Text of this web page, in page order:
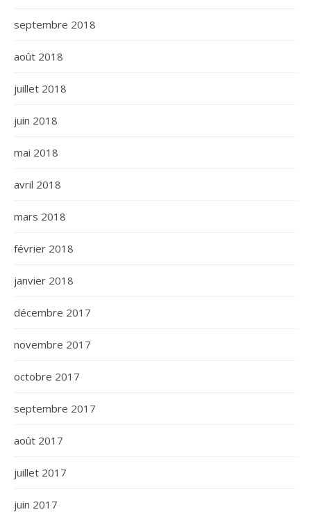
septembre 2018
août 2018
juillet 2018
juin 2018
mai 2018
avril 2018
mars 2018
février 2018
janvier 2018
décembre 2017
novembre 2017
octobre 2017
septembre 2017
août 2017
juillet 2017
juin 2017